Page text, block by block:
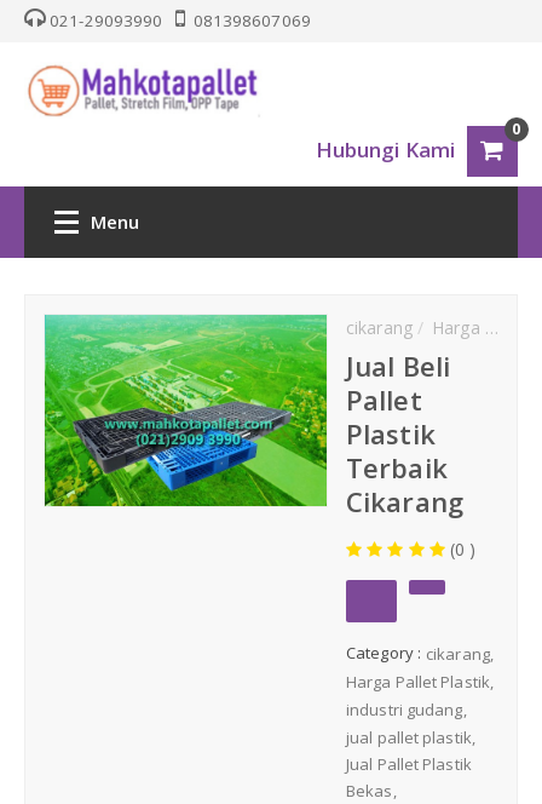
021-29093990 081398607069
Hubungi Kami
0
Menu
PALLET PLASTIK
Nestable
One Way Series
cikarang Harga Pallet Plastik
Jual Beli
Pallet
Plastik
Terbaik
Cikarang
(0 )
Category : cikarang
Harga Pallet Plastik
industri gudang
jual pallet plastik
Jual Pallet Plastik
Bekas